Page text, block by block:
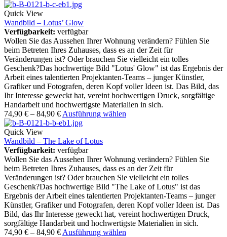
Quick View
Wandbild – Lotus’ Glow
Verfügbarkeit: verfügbar
Wollen Sie das Aussehen Ihrer Wohnung verändern? Fühlen Sie
beim Betreten Ihres Zuhauses, dass es an der Zeit für
Veränderungen ist? Oder brauchen Sie vielleicht ein tolles
Geschenk?Das hochwertige Bild "Lotus' Glow" ist das Ergebnis der
Arbeit eines talentierten Projektanten-Teams – junger Künstler,
Grafiker und Fotografen, deren Kopf voller Ideen ist. Das Bild, das
Ihr Interesse geweckt hat, vereint hochwertigen Druck, sorgfältige
Handarbeit und hochwertigste Materialien in sich.
74,90 € – 84,90 € Ausführung wählen
Quick View
Wandbild – The Lake of Lotus
Verfügbarkeit: verfügbar
Wollen Sie das Aussehen Ihrer Wohnung verändern? Fühlen Sie
beim Betreten Ihres Zuhauses, dass es an der Zeit für
Veränderungen ist? Oder brauchen Sie vielleicht ein tolles
Geschenk?Das hochwertige Bild "The Lake of Lotus" ist das
Ergebnis der Arbeit eines talentierten Projektanten-Teams – junger
Künstler, Grafiker und Fotografen, deren Kopf voller Ideen ist. Das
Bild, das Ihr Interesse geweckt hat, vereint hochwertigen Druck,
sorgfältige Handarbeit und hochwertigste Materialien in sich.
74,90 € – 84,90 € Ausführung wählen